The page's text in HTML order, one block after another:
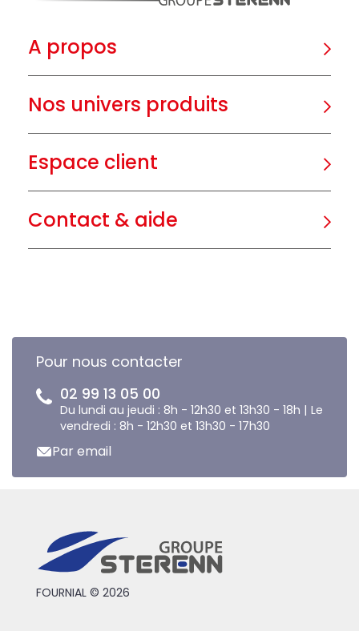
A propos
Nos univers produits
Espace client
Contact & aide
Pour nous contacter
02 99 13 05 00
Du lundi au jeudi : 8h - 12h30 et 13h30 - 18h | Le
vendredi : 8h - 12h30 et 13h30 - 17h30
Par email
FOURNIAL © 2026